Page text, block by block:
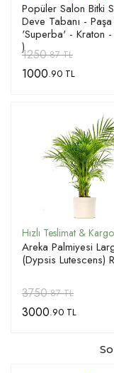
Popüler Salon Bitki
Deve Tabanı - Paşa
'Superba' - Kraton
)1250.87 TL
1000.90 TL
Areka Palmiyesi
(Dypsis Lutescens)
3750.87 TL
3000.90 TL